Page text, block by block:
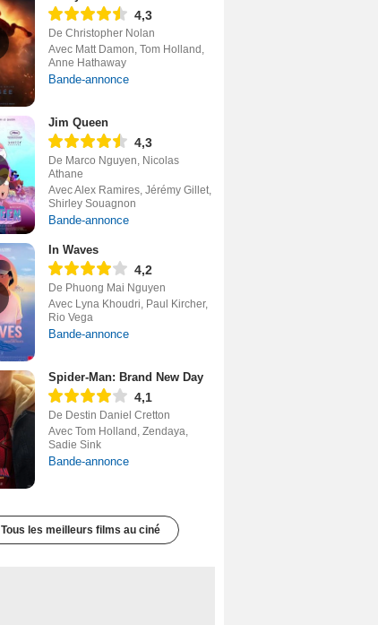
4,3
De Christopher Nolan
Avec Matt Damon, Tom Holland,
Anne Hathaway
Bande-annonce
Jim Queen
4,3
De Marco Nguyen, Nicolas
Athane
Avec Alex Ramires, Jérémy Gillet,
Shirley Souagnon
Bande-annonce
In Waves
4,2
De Phuong Mai Nguyen
Avec Lyna Khoudri, Paul Kircher,
Rio Vega
Bande-annonce
Spider-Man: Brand New Day
4,1
De Destin Daniel Cretton
Avec Tom Holland, Zendaya,
Sadie Sink
Bande-annonce
Tous les meilleurs films au ciné